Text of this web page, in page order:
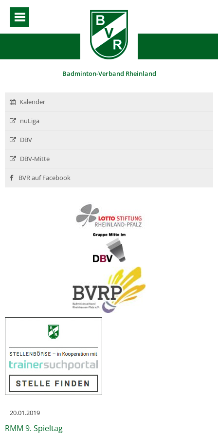
Badminton-Verband Rheinland
Kalender
nuLiga
DBV
DBV-Mitte
BVR auf Facebook
20.01.2019
RMM 9. Spieltag